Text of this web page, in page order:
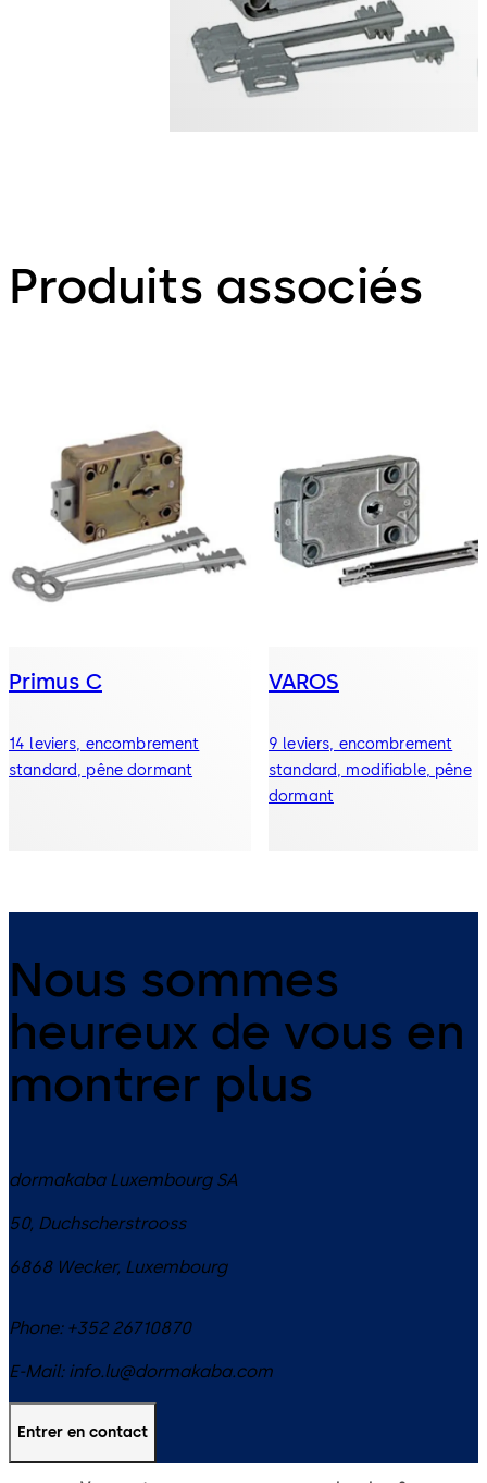
Produits associés
Primus C
14 leviers, encombrement
standard, pêne dormant
VAROS
9 leviers, encombrement
standard, modifiable, pêne
dormant
Nous sommes
heureux de vous en
montrer plus
dormakaba Luxembourg SA
50, Duchscherstrooss
6868 Wecker, Luxembourg
Phone: +352 26710870
E-Mail: info.lu@dormakaba.com
Entrer en contact